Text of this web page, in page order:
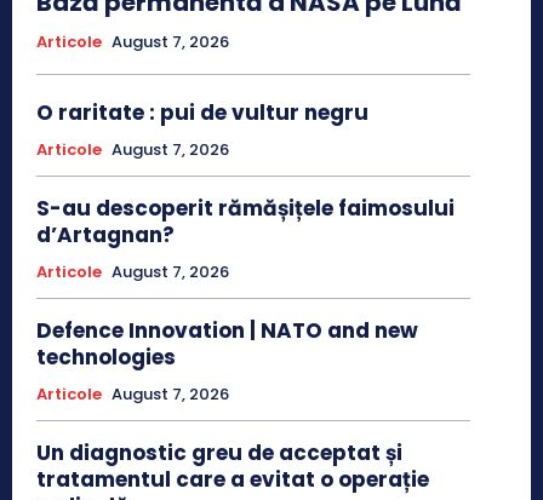
Articole August 7, 2026
O raritate : pui de vultur negru
Articole August 7, 2026
S-au descoperit rămășițele faimosului
d’Artagnan?
Articole August 7, 2026
Defence Innovation | NATO and new
technologies
Articole August 7, 2026
Un diagnostic greu de acceptat și
tratamentul care a evitat o operație